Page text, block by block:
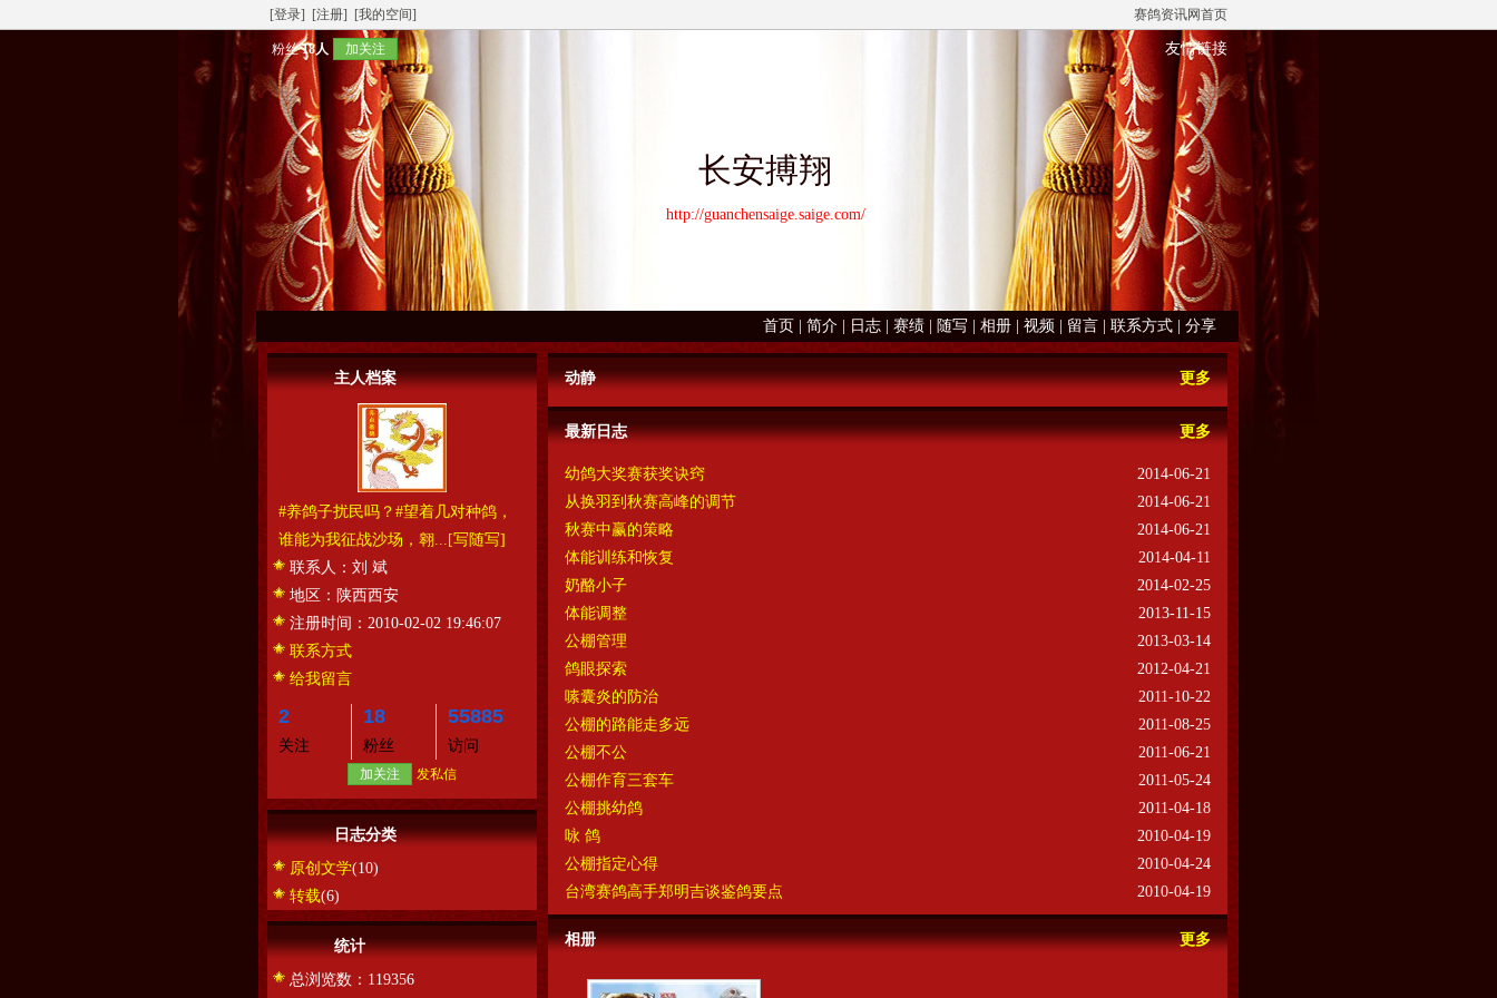
[登录] [注册] [我的空间] 赛鸽资讯网首页
粉丝18人 加关注 友情链接
长安搏翔
http://guanchensaige.saige.com/
首页 简介 日志 赛绩 随写 相册 视频 留言 联系方式 分享
主人档案
#养鸽子扰民吗？#望着几对种鸽，
谁能为我征战沙场，翱... [写随写]
联系人： 刘 斌
地区： 陕西西安
注册时间： 2010-02-02 19:46:07
联系方式
给我留言
2
关注
18
粉丝
55885
访问
加关注 发私信
日志分类
原创文学(10)
转载(6)
统计
总浏览数：119356
动静 更多
最新日志 更多
2014-06-21
幼鸽大奖赛获奖诀窍
2014-06-21
从换羽到秋赛高峰的调节
2014-06-21
秋赛中赢的策略
2014-04-11
体能训练和恢复
2014-02-25
奶酪小子
2013-11-15
体能调整
2013-03-14
公棚管理
2012-04-21
鸽眼探索
2011-10-22
嗉囊炎的防治
2011-08-25
公棚的路能走多远
2011-06-21
公棚不公
2011-05-24
公棚作育三套车
2011-04-18
公棚挑幼鸽
2010-04-19
咏 鸽
2010-04-24
公棚指定心得
2010-04-19
台湾赛鸽高手郑明吉谈鉴鸽要点
相册 更多